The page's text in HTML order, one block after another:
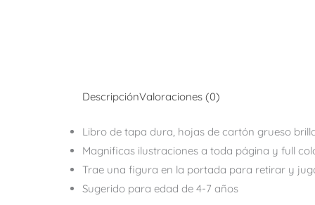
DescripciónValoraciones (0)
Libro de tapa dura, hojas de cartón grueso
Magnificas ilustraciones a toda página y full
Trae una figura en la portada para retirar y
Sugerido para edad de 4-7 años